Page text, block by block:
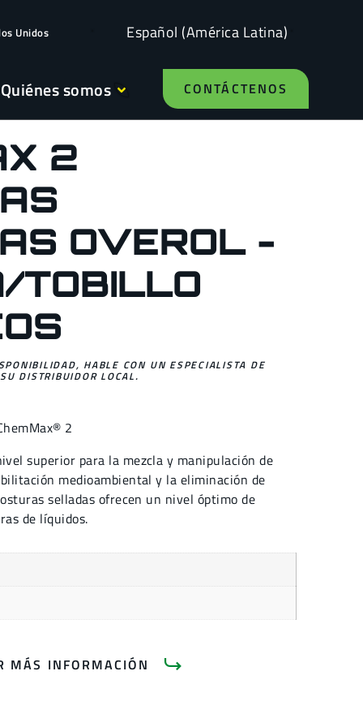
Unidos Español (América Latina)
Quiénes somos CONTÁCTENOS
2
OVEROL -
TOBILLO
HABLE CON UN ESPECIALISTA DE
DISTRIBUIDOR LOCAL.
2
superior para la mezcla y manipulación de
medioambiental y la eliminación de
selladas ofrecen un nivel óptimo de
de líquidos.
MÁS INFORMACIÓN